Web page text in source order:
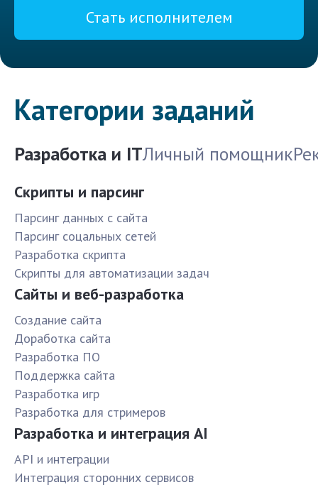
Стать исполнителем
Категории заданий
Разработка и ITЛичный помощник
Скрипты и парсинг
Парсинг данных с сайта
Парсинг соцальных сетей
Разработка скрипта
Скрипты для автоматизации задач
Сайты и веб-разработка
Создание сайта
Доработка сайта
Разработка ПО
Поддержка сайта
Разработка игр
Разработка для стримеров
Разработка и интеграция AI
API и интеграции
Интеграция сторонних сервисов